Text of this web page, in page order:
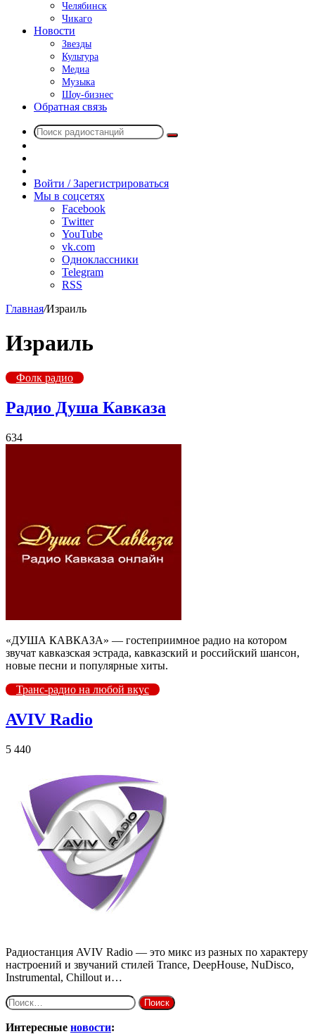
Челябинск
Чикаго
Новости
Звезды
Культура
Медиа
Музыка
Шоу-бизнес
Обратная связь
Поиск
радио
Войти / Зарегистрироваться
Мы в соцсетях
Facebook
Twitter
YouTube
vk.com
Одноклассники
Telegram
RSS
Главная/Израиль
Израиль
Фолк радио
Радио Душа Кавказа
634
«ДУША КАВКАЗА» — гостеприимное радио на котором
звучат кавказская эстрада, кавказский и российский шансон,
новые песни и популярные хиты.
Транс-радио на любой вкус
AVIV Radio
5 440
Радиостанция AVIV Radio — это микс из разных по характеру
настроений и звучаний стилей Trance, DeepHouse, NuDisco,
Instrumental, Chillout и…
Найти:
Интересные новости: